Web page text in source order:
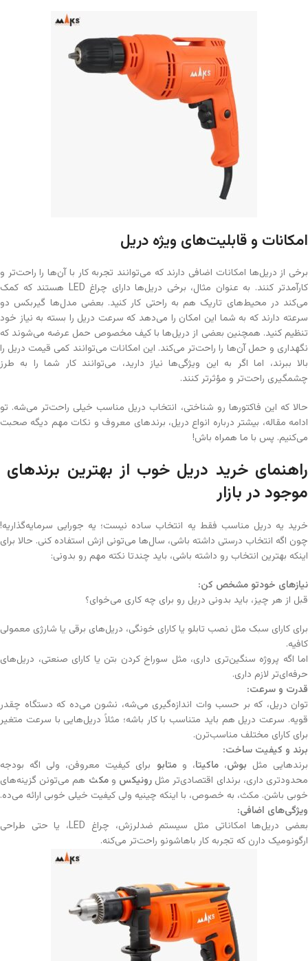
امکانات و قابلیت‌های ویژه دریل
برخی از دریل‌ها امکانات اضافی دارند که می‌توانند تجربه کار با آن‌ها را راحت‌تر و
کارآمدتر کنند. به عنوان مثال، برخی دریل‌ها دارای چراغ LED هستند که کمک
می‌کند در محیط‌های تاریک هم به راحتی کار کنید. بعضی مدل‌ها گیربکس دو
سرعته دارند که به شما این امکان را می‌دهد که سرعت دریل را بسته به نیاز خود
تنظیم کنید. همچنین بعضی از دریل‌ها با کیف مخصوص حمل عرضه می‌شوند که
نگهداری و حمل آن‌ها را راحت‌تر می‌کند. این امکانات می‌توانند کمی قیمت دریل را
بالا ببرند، اما اگر به این ویژگی‌ها نیاز دارید، می‌توانند کار شما را به طرز
چشمگیری راحت‌تر و مؤثرتر کنند.
حالا که این فاکتورها رو شناختی، انتخاب دریل مناسب خیلی راحت‌تر می‌شه. تو
ادامه مقاله، بیشتر درباره انواع دریل، برندهای معروف و نکات مهم دیگه صحبت
می‌کنیم. پس با ما همراه باش!
راهنمای خرید دریل خوب از بهترین برندهای
موجود در بازار
خرید یه دریل مناسب فقط یه انتخاب ساده نیست؛ یه جورایی سرمایه‌گذاریه!
چون اگه انتخاب درستی داشته باشی، سال‌ها می‌تونی ازش استفاده کنی. حالا برای
اینکه بهترین انتخاب رو داشته باشی، باید چندتا نکته مهم رو بدونی:
نیازهای خودتو مشخص کن:
قبل از هر چیز، باید بدونی دریل رو برای چه کاری می‌خوای؟
برای کارای سبک مثل نصب تابلو یا کارای خونگی، دریل‌های برقی یا شارژی معمولی
کافیه.
اما اگه پروژه سنگین‌تری داری، مثل سوراخ کردن بتن یا کارای صنعتی، دریل‌های
حرفه‌ای‌تر لازم داری.
قدرت و سرعت:
توان دریل، که بر حسب وات اندازه‌گیری می‌شه، نشون می‌ده که دستگاه چقدر
قویه. سرعت دریل هم باید متناسب با کار باشه؛ مثلاً دریل‌هایی با سرعت متغیر
برای کارای مختلف مناسب‌ترن.
برند و کیفیت ساخت:
برندهایی مثل بوش،ماکیتا، ومتابو برای کیفیت معروفن، ولی اگه بودجه
محدودتری داری، برندای اقتصادی‌تر مثل رونیکس ومکث هم می‌تونن گزینه‌های
خوبی باشن. مکث، به خصوص، با اینکه چینیه ولی کیفیت خیلی خوبی ارائه می‌ده.
ویژگی‌های اضافی:
بعضی دریل‌ها امکاناتی مثل سیستم ضدلرزش، چراغ LED، یا حتی طراحی
ارگونومیک دارن که تجربه کار باهاشونو راحت‌تر می‌کنه.